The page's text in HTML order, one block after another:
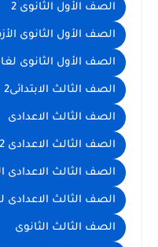
الصف الأول الثانوى 2
الصف الأول الثانوى
الصف الأول الثانوى
الصف الثالث الابتدائى2
الصف الثالث الاعدادى
الصف الثالث الاعدادى 2
الصف الثالث الاعدادى
الصف الثالث الاعدادى
الصف الثالث الثانوى